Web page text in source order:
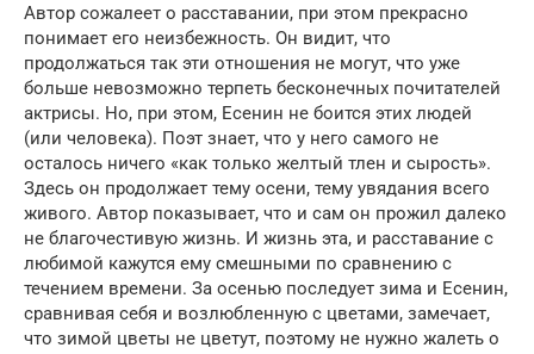
Автор сожалеет о расставании, при этом прекрасно
понимает его неизбежность. Он видит, что
продолжаться так эти отношения не могут, что уже
больше невозможно терпеть бесконечных почитателей
актрисы. Но, при этом, Есенин не боится этих людей
(или человека). Поэт знает, что у него самого не
осталось ничего «как только желтый тлен и сырость».
Здесь он продолжает тему осени, тему увядания всего
живого. Автор показывает, что и сам он прожил далеко
не благочестивую жизнь. И жизнь эта, и расставание с
любимой кажутся ему смешными по сравнению с
течением времени. За осенью последует зима и Есенин,
сравнивая себя и возлюбленную с цветами, замечает,
что зимой цветы не цветут, поэтому не нужно жалеть о